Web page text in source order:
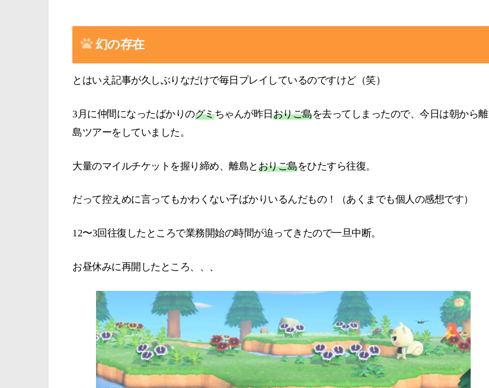
幻の存在
とはいえ記事が久しぶりなだけで毎日プレイしているのですけど（笑）
3月に仲間になったばかりのグミちゃんが昨日 おりご島を去ってしまったので、今日は朝から離
島ツアーをしていました。
大量のマイルチケットを握り締め、離島とおりご島をひたすら往復。
だって控えめに言ってもかわくない子ばかりいるんだもの！（あくまでも個人の感想です）
12〜3回往復したところで業務開始の時間が迫ってきたので一旦中断。
お昼休みに再開したところ、、、